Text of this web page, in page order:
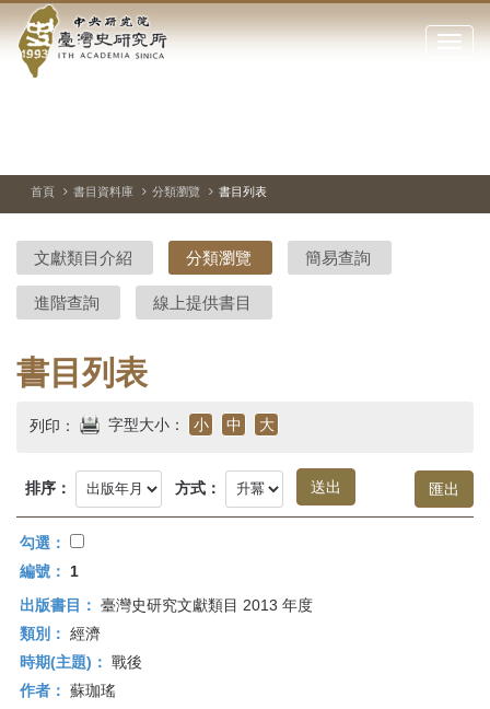
到中
央
院-
臺
灣
史
研
究
首
頁
點
閉
站
停、
圖
圖
結
首頁 書目資料庫 分類瀏覽 書目列表
文獻類目介紹 分類瀏覽 簡易查詢
進階查詢 線上提供書目
書目列表
列印： 字型大小： 小 中 大
排序： 方式：
勾選：
編號：
1
出版書目： 臺灣史研究文獻類目 2013 年度
類別： 經濟
時期(主題)： 戰後
作者： 蘇珈瑤